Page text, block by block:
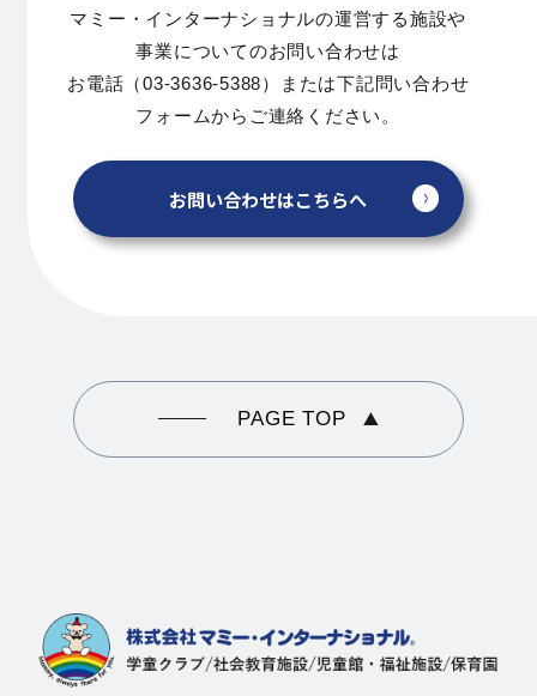
マミー・インターナショナルの運営する施設や
事業についてのお問い合わせは
お電話（03-3636-5388）または下記問い合わせ
フォームからご連絡ください。
お問い合わせはこちらへ
PAGE TOP